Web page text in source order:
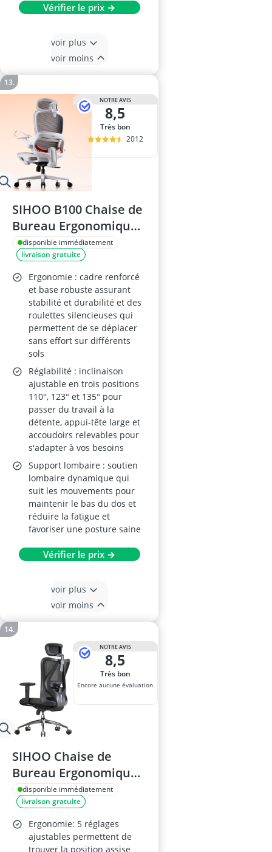
Vérifier le prix →
voir plus
voir moins
NOTRE AVIS
8,5
Très bon
2012
SIHOO B100 Chaise de
Bureau Ergonomique
– Maille Respirante,
Soutien lombaire,
Appui-Tête Large,
Accoudoirs Réglables,
Inclinaison 90–135°,
Gris et Blanc (sans
repose-pieds)
disponible immédiatement
livraison gratuite
Ergonomie : cadre renforcé
et base robuste assurant
stabilité et durabilité et des
roulettes silencieuses qui
permettent de se déplacer
sans effort sur différents
sols
Réglabilité : inclinaison
ajustable en trois positions
110°, 123° et 135° pour
passer du travail à la
détente, appui-tête large et
accoudoirs relevables pour
s'adapter à vos besoins
Support lombaire : soutien
lombaire dynamique qui
suit les mouvements pour
maintenir le bas du dos et
réduire la fatigue et
favoriser une posture saine
Vérifier le prix →
voir plus
voir moins
NOTRE AVIS
8,5
Très bon
Encore aucune évaluation
SIHOO Chaise de
Bureau Ergonomique
à Dossier Haut avec
Appui-tête et Support
Lombaire Réglables –
Pivotante, Noir
disponible immédiatement
livraison gratuite
Ergonomie: 5 réglages
ajustables permettent de
trouver la position assise